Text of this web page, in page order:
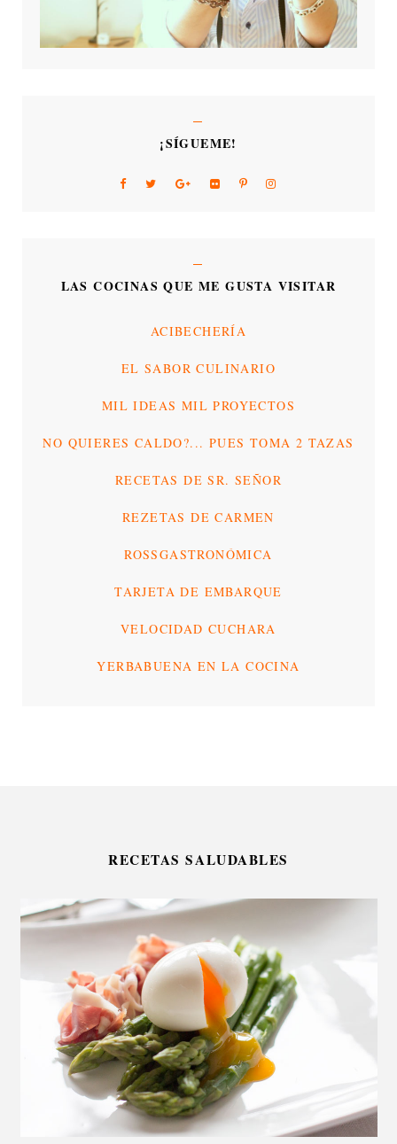
¡SÍGUEME!
LAS COCINAS QUE ME GUSTA VISITAR
ACIBECHERÍA
EL SABOR CULINARIO
MIL IDEAS MIL PROYECTOS
NO QUIERES CALDO?... PUES TOMA 2 TAZAS
RECETAS DE SR. SEÑOR
REZETAS DE CARMEN
ROSSGASTRONÓMICA
TARJETA DE EMBARQUE
VELOCIDAD CUCHARA
YERBABUENA EN LA COCINA
RECETAS SALUDABLES